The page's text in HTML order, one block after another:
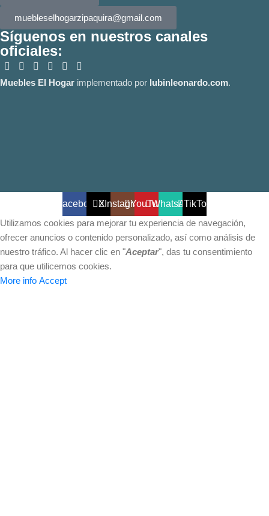
muebleselhogarzipaquira@gmail.com
Síguenos en nuestros canales
oficiales:
Muebles El Hogar implementado por lubinleonardo.com.
FacebookX InstagramYouTubeWhatsAppTikTok
Utilizamos cookies para mejorar tu experiencia de navegación,
ofrecer anuncios o contenido personalizado, así como análisis de
nuestro tráfico. Al hacer clic en "Aceptar", das tu consentimiento
para que utilicemos cookies.
More info Accept